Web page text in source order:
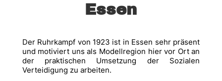
Essen
Der Ruhrkampf von 1923 ist in Essen sehr präsent
und motiviert uns als Modellregion hier vor Ort an
der praktischen Umsetzung der Sozialen
Verteidigung zu arbeiten.